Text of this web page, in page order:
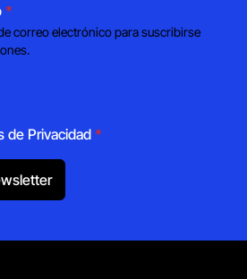
*
correo electrónico para suscribirse
de Privacidad *